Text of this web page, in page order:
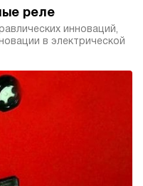
реле
инноваций,
в электрической